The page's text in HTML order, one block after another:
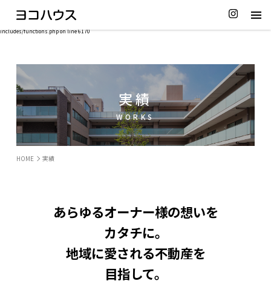
domain was triggered too early. This is usually an indicator for some code in the plugin or theme running too
early. Translations should be loaded at the
Debugging in WordPress
for more
includes/functions.php on line 6170
実績
WORKS
HOME 実績
あらゆるオーナー様の想いを
カタチに。
地域に愛される不動産を
目指して。